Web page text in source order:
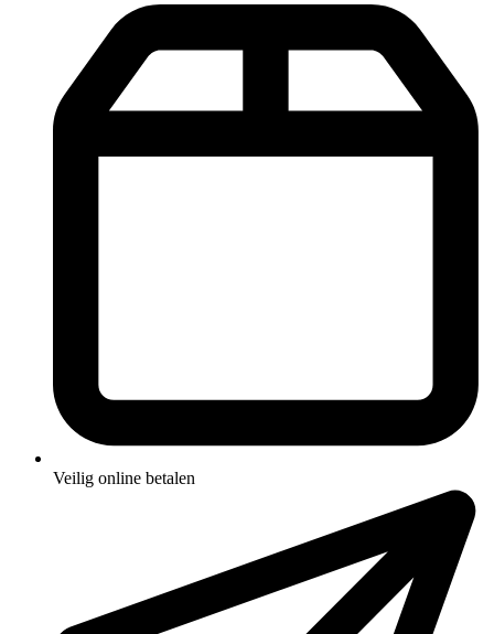
Veilig online betalen